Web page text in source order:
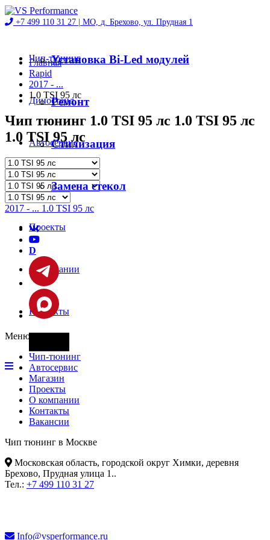
+7 499 110 31 27 | МО, д. Брехово, ул. Прудная 1
Чип-тюнинг
Диностенд
Автосервис
Магазин
Проекты
О компании
Контакты
Установка Bi-Led модулей
Ремонт
Стилизация
Замена стекол
Главная
Rapid
2017 - ...
1.0 TSI 95 лс
Чип тюнинг 1.0 TSI 95 лс 1.0 TSI 95 лс
1.0 TSI 95 лс
2017 - ... 1.0 TSI 95 лс
D
Меню
Чип-тюнинг
Автосервис
Магазин
Проекты
О компании
Контакты
Вакансии
Чип тюнинг в Москве
Московская область, городской округ Химки, деревня
Брехово, Прудная улица 1..
Тел.: +7 499 110 31 27
Info@vsperformance.ru